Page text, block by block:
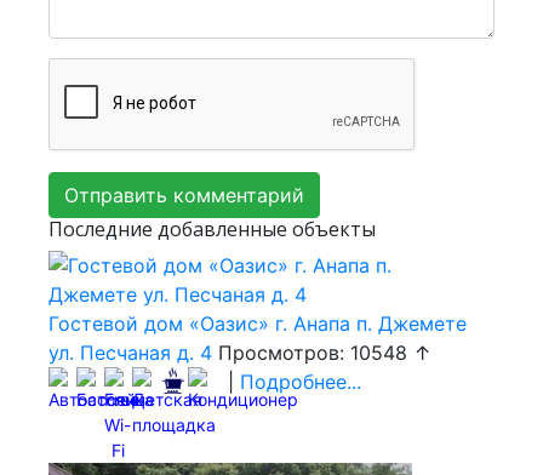
Последние добавленные объекты
Гостевой дом «Оазис» г. Анапа п. Джемете
ул. Песчаная д. 4 Просмотров: 10548 ↑
Подробнее...